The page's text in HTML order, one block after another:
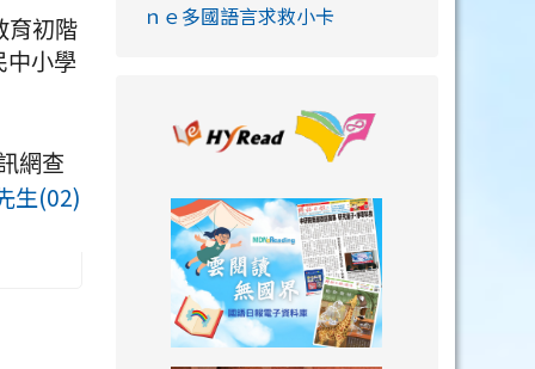
育初階
中小學
網查
生(02)
ｎｅ多國語言求救小卡